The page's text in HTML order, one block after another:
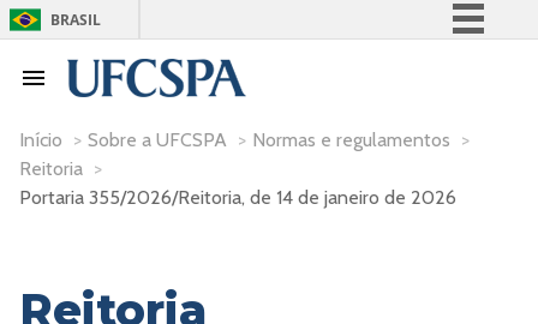
BRASIL
Participe
Início > Sobre a UFCSPA > Normas e regulamentos >
Reitoria >
Portaria 355/2026/Reitoria, de 14 de janeiro de 2026
Reitoria